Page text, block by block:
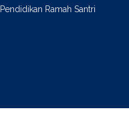
Pendidikan Ramah Santri